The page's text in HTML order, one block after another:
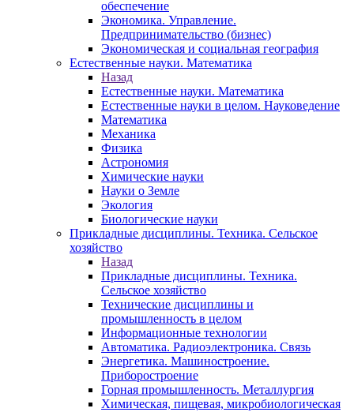
обеспечение
Экономика. Управление.
Предпринимательство (бизнес)
Экономическая и социальная география
Естественные науки. Математика
Назад
Естественные науки. Математика
Естественные науки в целом. Науковедение
Математика
Механика
Физика
Астрономия
Химические науки
Науки о Земле
Экология
Биологические науки
Прикладные дисциплины. Техника. Сельское
хозяйство
Назад
Прикладные дисциплины. Техника.
Сельское хозяйство
Технические дисциплины и
промышленность в целом
Информационные технологии
Автоматика. Радиоэлектроника. Связь
Энергетика. Машиностроение.
Приборостроение
Горная промышленность. Металлургия
Химическая, пищевая, микробиологическая